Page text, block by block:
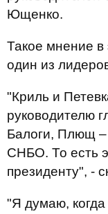
Ющенко.
Такое мнение
один из
"Криль и
руководителю
Балоги, Плющ –
СНБО. То есть
президенту", -
"Я думаю, когда